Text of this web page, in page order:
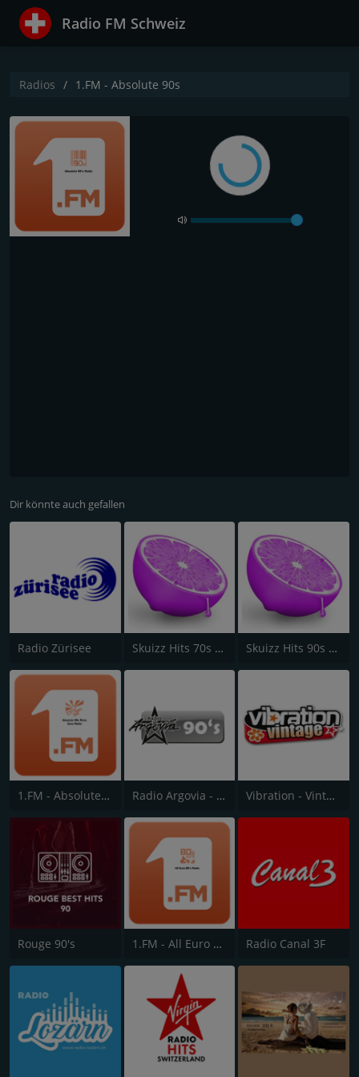
Radio FM Schweiz
Radios 1.FM - Absolute 90s
Dir könnte auch gefallen
Radio Zürisee Skuizz Hits 70s - 90s Skuizz Hits 90s - 2000s
1.FM - Absolute 90s Party Zone Radio Argovia - 90s Vibration - Vintage
Rouge 90's 1.FM - All Euro 80s Radio Canal 3F